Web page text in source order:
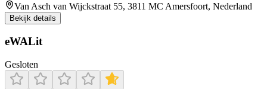
Van Asch van Wijckstraat 55, 3811 MC Amersfoort, Nederland
Bekijk details
eWALit
Gesloten